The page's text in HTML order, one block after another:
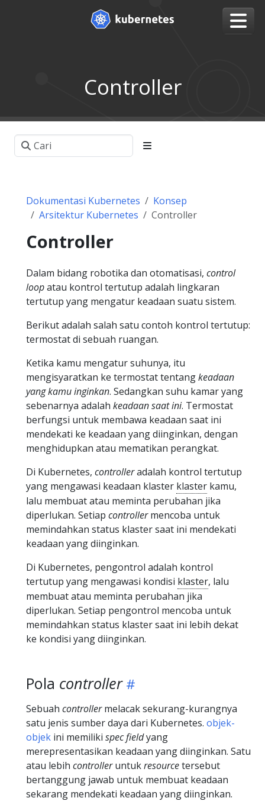
Controller
Dokumentasi Kubernetes
Konsep
Arsitektur Kubernetes
Controller
Controller
Dalam bidang robotika dan otomatisasi, control
loopatau kontrol tertutup adalah lingkaran
tertutup yang mengatur keadaan suatu sistem.
Berikut adalah salah satu contoh kontrol tertutup:
termostat di sebuah ruangan.
Ketika kamu mengatur suhunya, itu
mengisyaratkan ke termostat tentangkeadaan
yang kamu inginkan. Sedangkan suhu kamar yang
sebenarnya adalah keadaan saat ini. Termostat
berfungsi untuk membawa keadaan saat ini
mendekati ke keadaan yang diinginkan, dengan
menghidupkan atau mematikan perangkat.
Di Kubernetes, controlleradalah kontrol tertutup
yang mengawasi keadaan klaster klaster kamu,
lalu membuat atau meminta perubahan jika
diperlukan. Setiap controllermencoba untuk
memindahkan status klaster saat ini mendekati
keadaan yang diinginkan.
Di Kubernetes, pengontrol adalah kontrol
tertutup yang mengawasi kondisi klaster, lalu
membuat atau meminta perubahan jika
diperlukan. Setiap pengontrol mencoba untuk
memindahkan status klaster saat ini lebih dekat
ke kondisi yang diinginkan.
Pola controller
Sebuah controllermelacak sekurang-kurangnya
satu jenis sumber daya dari Kubernetes. objek-
objek ini memiliki spec fieldyang
merepresentasikan keadaan yang diinginkan. Satu
atau lebih controlleruntukresourcetersebut
bertanggung jawab untuk membuat keadaan
sekarang mendekati keadaan yang diinginkan.